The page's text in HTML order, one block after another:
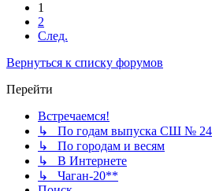
1
2
След.
Вернуться к списку форумов
Перейти
Встречаемся!
↳ По годам выпуска СШ № 24
↳ По городам и весям
↳ В Интернете
↳ Чаган-20**